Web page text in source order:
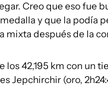
Creo que eso fue
y que la podía
mixta después de la
42,195 km con un
Jepchirchir (oro,